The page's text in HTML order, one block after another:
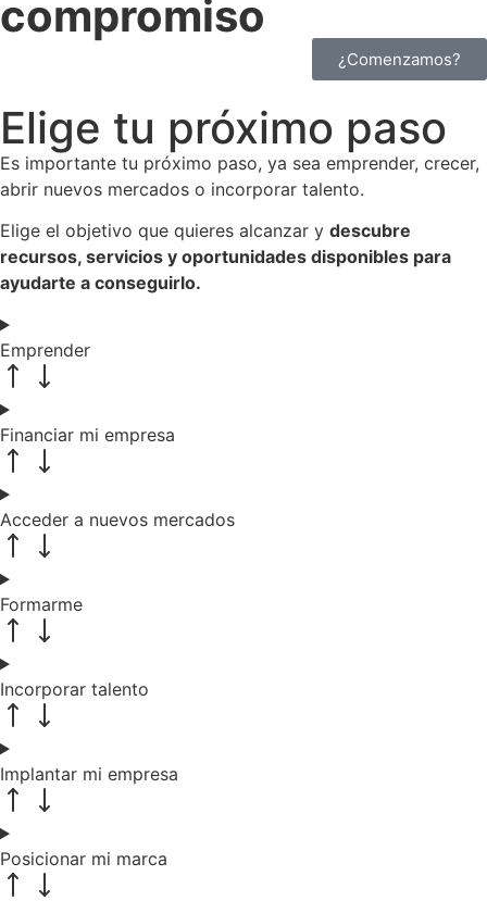
compromiso
¿Comenzamos?
Elige tu próximo paso
Es importante tu próximo paso, ya sea emprender, crecer,
abrir nuevos mercados o incorporar talento.
Elige el objetivo que quieres alcanzar y descubre
recursos, servicios y oportunidades disponibles para
ayudarte a conseguirlo.
Emprender
Financiar mi empresa
Acceder a nuevos mercados
Formarme
Incorporar talento
Implantar mi empresa
Posicionar mi marca